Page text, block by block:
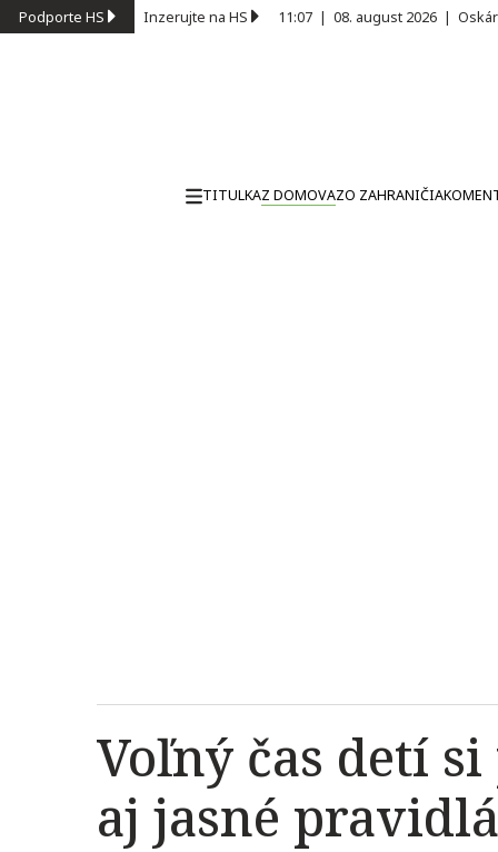
Podporte HS Inzerujte na HS 11:07 | 08. august 2026 | Oskár
TITULKAZ DOMOVAZO ZAHRANIČIA
Voľný čas detí
aj jasné pravidlá